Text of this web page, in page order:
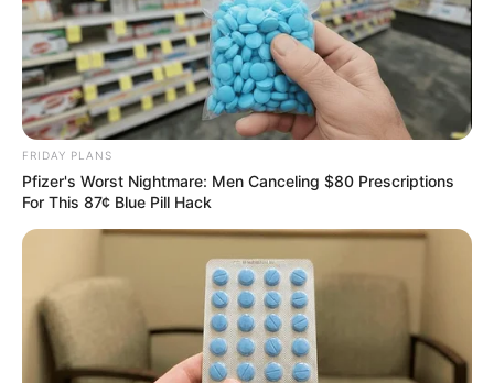
Tallest Women On Earth — Their Height Is Jaw-
Dropping
BRAINBERRIES
FRIDAY PLANS
Pfizer's Worst Nightmare: Men Canceling $80 Prescriptions
For This 87¢ Blue Pill Hack